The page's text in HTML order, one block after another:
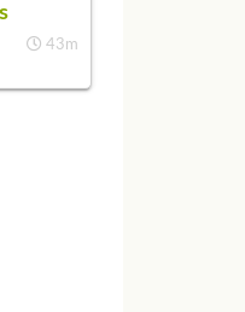
43m